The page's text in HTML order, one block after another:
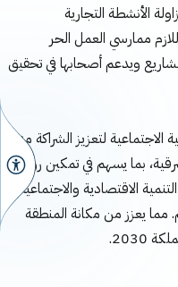
الأنشطة التجارية
ممارسي العمل الحر
ويدعم أصحابها في تحقيق
الاجتماعية لتعزيز الشراكة مع
بما يسهم في تمكين رواد
الاقتصادية والاجتماعية
مما يعزز من مكانة المنطقة